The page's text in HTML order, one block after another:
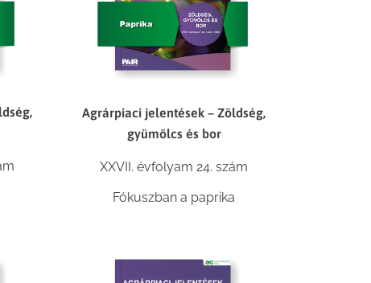
Agrárpiaci jelentések – Zöldség,
gyümölcs és bor
XXVII. évfolyam 24. szám
Fókuszban a paprika